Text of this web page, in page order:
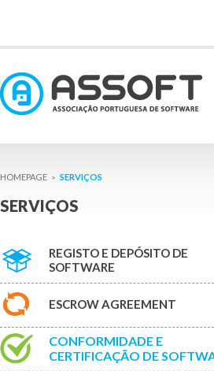
> SERVIÇOS
SERVIÇOS
REGISTO E DEPÓSITO DE
SOFTWARE
ESCROW AGREEMENT
CONFORMIDADE E
CERTIFICAÇÃO DE